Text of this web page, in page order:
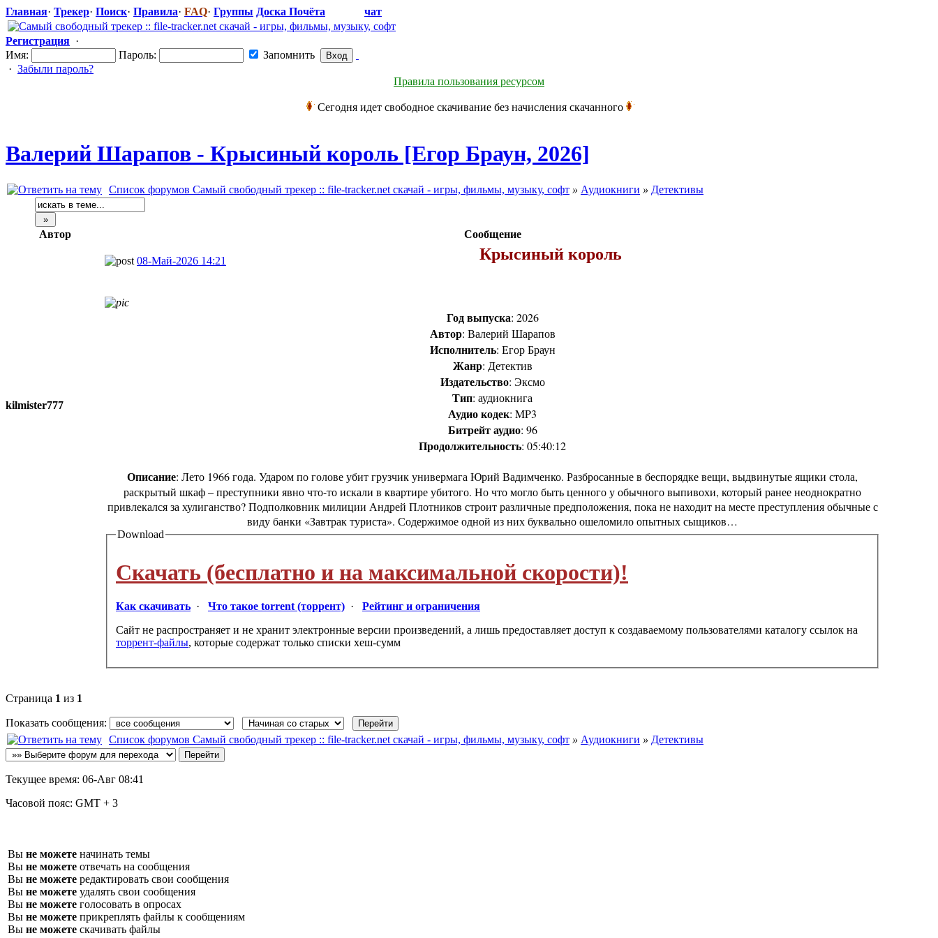
Главная· Трекер· Поиск· Правила· FAQ· Группы Доска Почёта чат
Регистрация ·
Имя:
Пароль:
Запомнить
· Забыли пароль?
Правила пользования ресурсом
Сегодня идет свободное скачивание без начисления скачанного
Валерий Шарапов - Крысиный король [Егор Браун, 2026]
Список форумов Самый свободный трекер :: file-tracker.net скачай - игры, фильмы, музыку, софт » Аудиокниги » Детективы
Автор Сообщение
kilmister777
08-Май-2026 14:21 Крысиный король
Год выпуска: 2026
Автор: Валерий Шарапов
Исполнитель: Егор Браун
Жанр: Детектив
Издательство: Эксмо
Тип: аудиокнига
Аудио кодек: MP3
Битрейт аудио: 96
Продолжительность: 05:40:12
Описание: Лето 1966 года. Ударом по голове убит грузчик универмага Юрий Вадимченко. Разбросанные в беспорядке вещи, выдвинутые ящики стола,
раскрытый шкаф – преступники явно что-то искали в квартире убитого. Но что могло быть ценного у обычного выпивохи, который ранее неоднократно
привлекался за хулиганство? Подполковник милиции Андрей Плотников строит различные предположения, пока не находит на месте преступления обычные с
виду банки «Завтрак туриста». Содержимое одной из них буквально ошеломило опытных сыщиков…
Download
Скачать (бесплатно и на максимальной скорости)!
Как скачивать · Что такое torrent (торрент) · Рейтинг и ограничения
Сайт не распространяет и не хранит электронные версии произведений, а лишь предоставляет доступ к создаваемому пользователями каталогу ссылок на
торрент-файлы, которые содержат только списки хеш-сумм
Страница 1 из 1
Показать сообщения:
Список форумов Самый свободный трекер :: file-tracker.net скачай - игры, фильмы, музыку, софт » Аудиокниги » Детективы
Текущее время: 06-Авг 08:41
Часовой пояс: GMT + 3
Вы не можете начинать темы
Вы не можете отвечать на сообщения
Вы не можете редактировать свои сообщения
Вы не можете удалять свои сообщения
Вы не можете голосовать в опросах
Вы не можете прикреплять файлы к сообщениям
Вы не можете скачивать файлы